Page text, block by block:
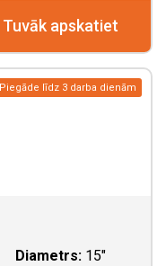
Tuvāk apskatiet
Piegāde līdz 3 darba dienām
Diametrs: 15"